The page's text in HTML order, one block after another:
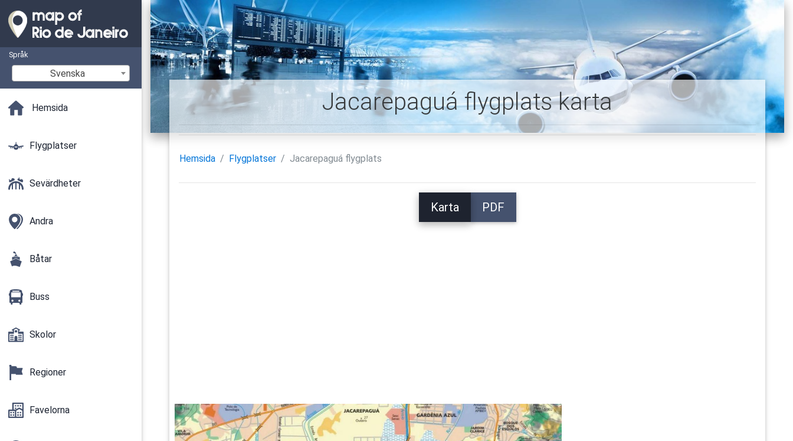
Språk
Svenska
Hemsida
Flygplatser
Sevärdheter
Andra
Båtar
Buss
Skolor
Regioner
Favelorna
Jacarepaguá flygplats karta
Hemsida Flygplatser Jacarepaguá flygplats
Karta PDF